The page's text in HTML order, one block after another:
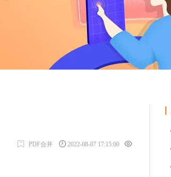
PDF合并 2022-08-07 17:15:00